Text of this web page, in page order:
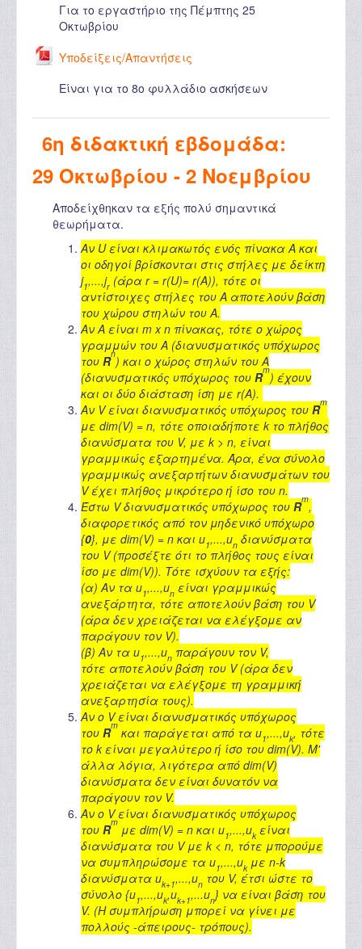
Για το εργαστήριο της Πέμπτης 25
Οκτωβρίου
Υποδείξεις/Απαντήσεις
Είναι για το 8o φυλλάδιο ασκήσεων
6η διδακτική εβδομάδα:
29 Οκτωβρίου - 2 Νοεμβρίου
Αποδείχθηκαν τα εξής πολύ σημαντικά
θεωρήματα.
Αν U είναι κλιμακωτός ενός πίνακα A και
οι οδηγοί βρίσκονται στις στήλες με δείκτη
j1,...,jr (άρα r = r(U)= r(A)), τότε οι
αντίστοιχες στήλες του A αποτελούν βάση
του χώρου στηλών του A.
Αν A είναι m x n πίνακας, τότε ο χώρος
γραμμών του A (διανυσματικός υπόχωρος
του Rn) και ο χώρος στηλών του A
(διανυσματικός υπόχωρος του Rm) έχουν
και οι δύο διάσταση ίση με r(A).
Αν V είναι διανυσματικός υπόχωρος του Rm
με dim(V) = n, τότε οποιαδήποτε k το πλήθος
διανύσματα του V, με k > n, είναι
γραμμικώς εξαρτημένα. Άρα, ένα σύνολο
γραμμικώς ανεξαρτήτων διανυσμάτων του
V έχει πλήθος μικρότερο ή ίσο του n.
Έστω V διανυσματικός υπόχωρος του Rm,
διαφορετικός από τον μηδενικό υπόχωρο
{0}, με dim(V) = n και u1,...,un διανύσματα
του V (προσέξτε ότι το πλήθος τους είναι
ίσο με dim(V)). Τότε ισχύουν τα εξής:
(α) Αν τα u1,...,un είναι γραμμικώς
ανεξάρτητα, τότε αποτελούν βάση του V
(άρα δεν χρειάζεται να ελέγξομε αν
παράγουν τον V).
(β) Αν τα u1,...,un παράγουν τον V,
τότε αποτελούν βάση του V (άρα δεν
χρειάζεται να ελέγξομε τη γραμμική
ανεξαρτησία τους).
Αν ο V είναι διανυσματικός υπόχωρος
του Rm και παράγεται από τα u1,...,uk, τότε
το k είναι μεγαλύτερο ή ίσο του dim(V). Μ'
άλλα λόγια, λιγότερα από dim(V)
διανύσματα δεν είναι δυνατόν να
παράγουν τον V.
Αν ο V είναι διανυσματικός υπόχωρος
του Rm με dim(V) = n και u1,...,uk είναι
διανύσματα του V με k < n, τότε μπορούμε
να συμπληρώσομε τα u1,...,uk με n-k
διανύσματα uk+1,...,un του V, έτσι ώστε το
σύνολο {u1,...,uk,uk+1,...un} να είναι βάση του
V. (Η συμπλήρωση μπορεί να γίνει με
πολλούς -άπειρους- τρόπους).